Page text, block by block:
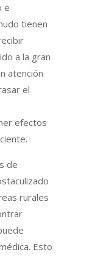
e
tienen
a la gran
atención
el
efectos
de
rurales
Esto